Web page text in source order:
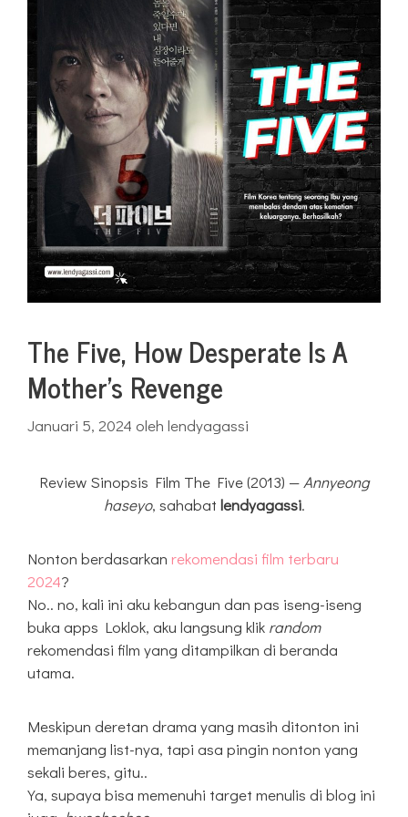
The Five, How Desperate Is A
Mother’s Revenge
Januari 5, 2024 oleh lendyagassi
Review Sinopsis Film The Five (2013) —Annyeong
haseyo, sahabat lendyagassi.
Nonton berdasarkan rekomendasi film terbaru
2024?
No.. no, kali ini aku kebangun dan pas iseng-iseng
buka apps Loklok, aku langsung klik random
rekomendasi film yang ditampilkan di beranda
utama.
Meskipun deretan drama yang masih ditonton ini
memanjang list-nya, tapi asa pingin nonton yang
sekali beres, gitu..
Ya, supaya bisa memenuhi target menulis di blog ini